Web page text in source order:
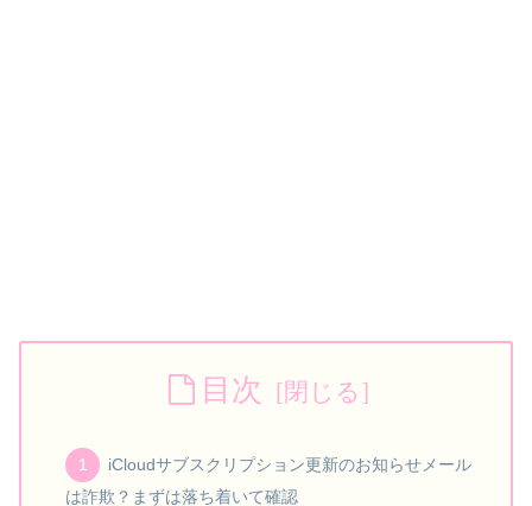
目次
iCloudサブスクリプション更新のお知らせメール
は詐欺？まずは落ち着いて確認